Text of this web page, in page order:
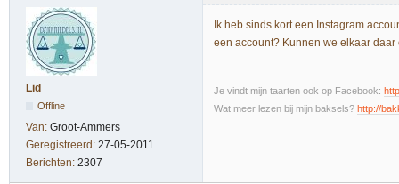
Lid
Offline
Van: Groot-Ammers
Geregistreerd: 27-05-2011
Berichten: 2307
Ik heb sinds kort een Instagram
een account? Kunnen we elkaar
Je vindt mijn taarten ook op Facebook:
Wat meer lezen bij mijn baksels? http://